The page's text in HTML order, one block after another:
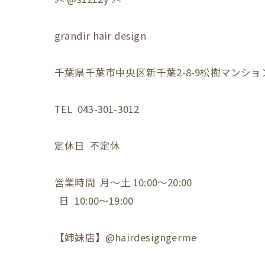
grandir hair design
千葉県千葉市中央区新千葉2-8-9松樹マンショ
TEL 043-301-3012
定休日 不定休
営業時間 月〜土 10:00〜20:00
日 10:00〜19:00
【姉妹店】@hairdesigngerme